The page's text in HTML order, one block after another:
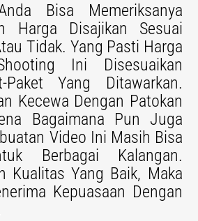
Bisa Memeriksanya
Harga Disajikan Sesuai
Tidak. Yang Pasti Harga
Ini Disesuaikan
Paket Yang Ditawarkan.
Kecewa Dengan Patokan
Bagaimana Pun Juga
Video Ini Masih Bisa
Berbagai Kalangan.
Kualitas Yang Baik, Maka
Kepuasaan Dengan